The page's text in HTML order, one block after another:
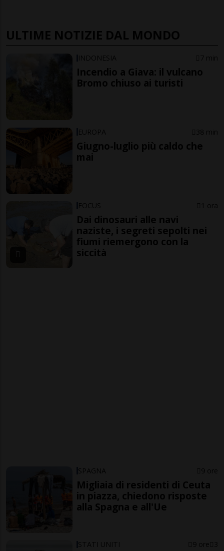
ULTIME NOTIZIE DAL MONDO
INDONESIA 7 min
Incendio a Giava: il vulcano
Bromo chiuso ai turisti
EUROPA 38 min
Giugno-luglio più caldo che
mai
FOCUS 1 ora
Dai dinosauri alle navi
naziste, i segreti sepolti nei
fiumi riemergono con la
siccità
SPAGNA 9 ore
Migliaia di residenti di Ceuta
in piazza, chiedono risposte
alla Spagna e all'Ue
STATI UNITI 9 ore 3